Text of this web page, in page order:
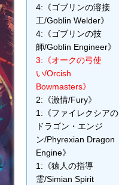
4:《ゴブリンの溶接
工/Goblin Welder》
4:《ゴブリンの技
師/Goblin Engineer》
3:《オークの弓使
い/Orcish
Bowmasters》
2:《激情/Fury》
1:《ファイレクシアの
ドラゴン・エンジ
ン/Phyrexian Dragon
Engine》
1:《猿人の指導
霊/Simian Spirit